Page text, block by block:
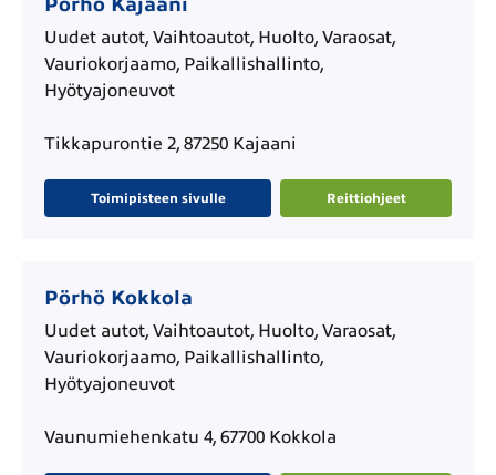
Pörhö Kajaani
Uudet autot, Vaihtoautot, Huolto, Varaosat,
Vauriokorjaamo, Paikallishallinto,
Hyötyajoneuvot
Tikkapurontie 2, 87250 Kajaani
Toimipisteen sivulle Reittiohjeet
Pörhö Kokkola
Uudet autot, Vaihtoautot, Huolto, Varaosat,
Vauriokorjaamo, Paikallishallinto,
Hyötyajoneuvot
Vaunumiehenkatu 4, 67700 Kokkola